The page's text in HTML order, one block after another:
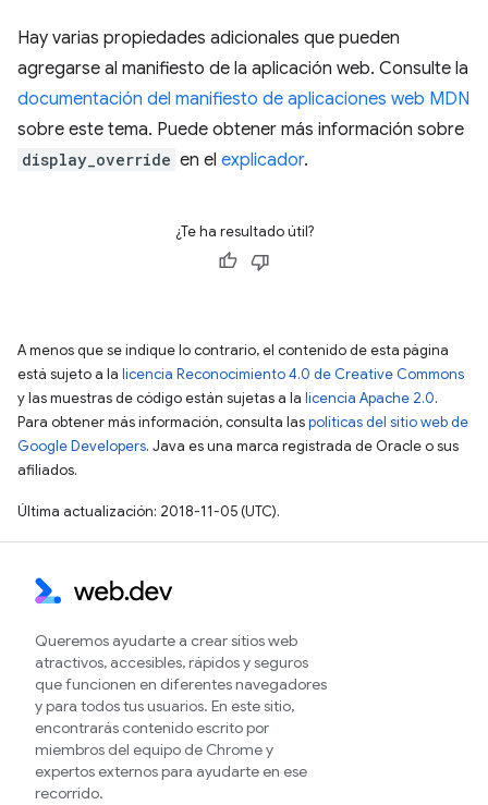
Hay varias propiedades adicionales que pueden
agregarse al manifiesto de la aplicación web. Consulte la
documentación del manifiesto de aplicaciones web MDN
sobre este tema. Puede obtener más información sobre
display_override en el explicador.
¿Te ha resultado útil?
A menos que se indique lo contrario, el contenido de esta página
está sujeto a la licencia Reconocimiento 4.0 de Creative Commons
y las muestras de código están sujetas a la licencia Apache 2.0.
Para obtener más información, consulta laspolíticas del sitio web de
Google Developers. Java es una marca registrada de Oracle o sus
afiliados.
Última actualización: 2018-11-05 (UTC).
Queremos ayudarte a crear sitios web
atractivos, accesibles, rápidos y seguros
que funcionen en diferentes navegadores
y para todos tus usuarios. En este sitio,
encontrarás contenido escrito por
miembros del equipo de Chrome y
expertos externos para ayudarte en ese
recorrido.